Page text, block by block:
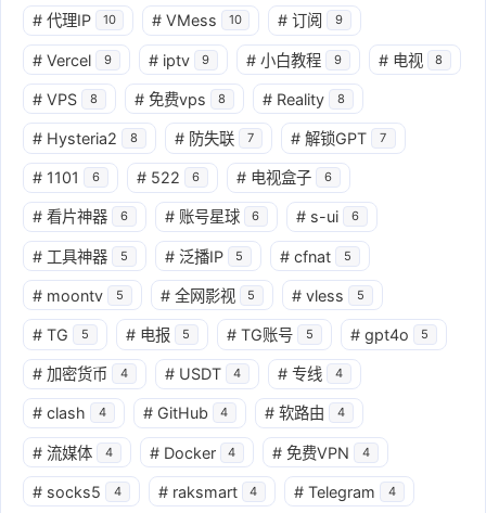
# 代理IP 10 # VMess 10 # 订阅 9
# Vercel 9 # iptv 9 # 小白教程 9 # 电视 8
# VPS 8 # 免费vps 8 # Reality 8
# Hysteria2 8 # 防失联 7 # 解锁GPT 7
# 1101 6 # 522 6 # 电视盒子 6
# 看片神器 6 # 账号星球 6 # s-ui 6
# 工具神器 5 # 泛播IP 5 # cfnat 5
# moontv 5 # 全网影视 5 # vless 5
# TG 5 # 电报 5 # TG账号 5 # gpt4o 5
# 加密货币 4 # USDT 4 # 专线 4
# clash 4 # GitHub 4 # 软路由 4
# 流媒体 4 # Docker 4 # 免费VPN 4
# socks5 4 # raksmart 4 # Telegram 4